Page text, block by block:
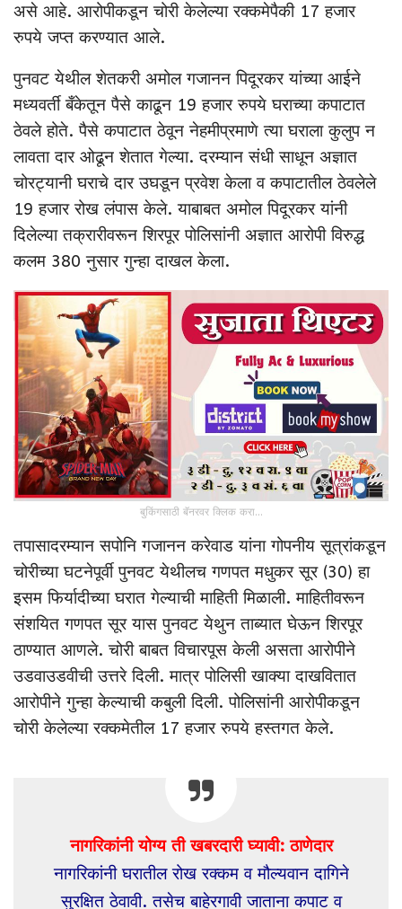
असे आहे. आरोपीकडून चोरी केलेल्या रक्कमेपैकी 17 हजार
रुपये जप्त करण्यात आले.
पुनवट येथील शेतकरी अमोल गजानन पिदूरकर यांच्या आईने
मध्यवर्ती बँकेतून पैसे काढून 19 हजार रुपये घराच्या कपाटात
ठेवले होते. पैसे कपाटात ठेवून नेहमीप्रमाणे त्या घराला कुलुप न
लावता दार ओढून शेतात गेल्या. दरम्यान संधी साधून अज्ञात
चोरट्यानी घराचे दार उघडून प्रवेश केला व कपाटातील ठेवलेले
19 हजार रोख लंपास केले. याबाबत अमोल पिदूरकर यांनी
दिलेल्या तक्रारीवरून शिरपूर पोलिसांनी अज्ञात आरोपी विरुद्ध
कलम 380 नुसार गुन्हा दाखल केला.
बुकिंगसाठी बॅनरवर क्लिक करा...
तपासादरम्यान सपोनि गजानन करेवाड यांना गोपनीय सूत्रांकडून
चोरीच्या घटनेपूर्वी पुनवट येथीलच गणपत मधुकर सूर (30) हा
इसम फिर्यादीच्या घरात गेल्याची माहिती मिळाली. माहितीवरून
संशयित गणपत सूर यास पुनवट येथुन ताब्यात घेऊन शिरपूर
ठाण्यात आणले. चोरी बाबत विचारपूस केली असता आरोपीने
उडवाउडवीची उत्तरे दिली. मात्र पोलिसी खाक्या दाखवितात
आरोपीने गुन्हा केल्याची कबुली दिली. पोलिसांनी आरोपीकडून
चोरी केलेल्या रक्कमेतील 17 हजार रुपये हस्तगत केले.
नागरिकांनी योग्य ती खबरदारी घ्यावी: ठाणेदार
नागरिकांनी घरातील रोख रक्कम व मौल्यवान दागिने
सुरक्षित ठेवावी. तसेच बाहेरगावी जाताना कपाट व